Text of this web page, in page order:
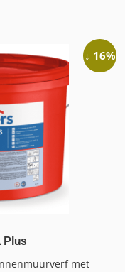
↓ 16%
Plus
met